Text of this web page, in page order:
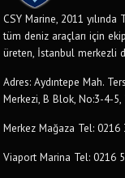
CSY Marine, 2011
tüm deniz araçları için
üreten, İstanbul merkezli
Adres: Aydıntepe Mah.
Merkezi, B Blok, No:3-4-5,
Merkez Mağaza Tel: 0216
Viaport Marina Tel: 0216